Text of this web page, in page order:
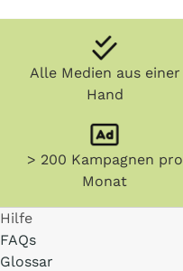
Alle Medien aus einer
Hand
> 200 Kampagnen pro
Monat
Hilfe
FAQs
Glossar